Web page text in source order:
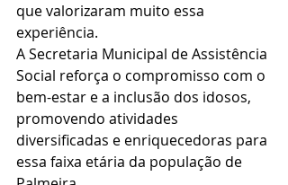
que valorizaram muito essa
experiência.
A Secretaria Municipal de Assistência
Social reforça o compromisso com o
bem-estar e a inclusão dos idosos,
promovendo atividades
diversificadas e enriquecedoras para
essa faixa etária da população de